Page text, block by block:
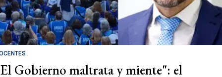
Gobierno maltrata y miente": el